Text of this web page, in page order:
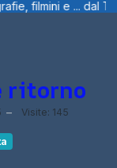
dalla Liguria e
ritorno
Visite: 145